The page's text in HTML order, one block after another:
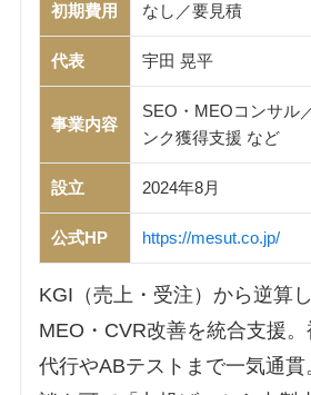
初期費用 なし／要見積
代表 宇田 晃平
事業内容
SEO・MEOコンサル
ンク獲得支援 など
設立 2024年8月
公式HP https://mesut.co.jp/
KGI（売上・受注）から逆算
MEO・CVR改善を統合支援
代行やABテストまで一気通貫